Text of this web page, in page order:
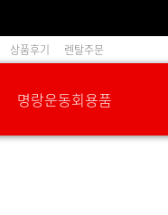
상품후기 렌탈주문
명랑운동회용품